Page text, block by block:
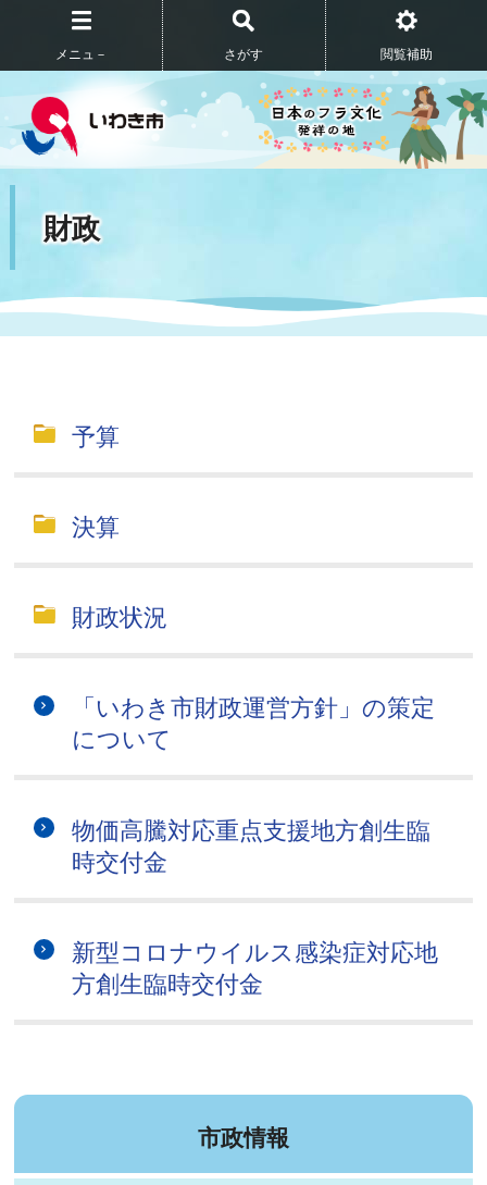
メニュ－ さがす 閲覧補助
財政
予算
決算
財政状況
「いわき市財政運営方針」の策定
について
物価高騰対応重点支援地方創生臨
時交付金
新型コロナウイルス感染症対応地
方創生臨時交付金
市政情報